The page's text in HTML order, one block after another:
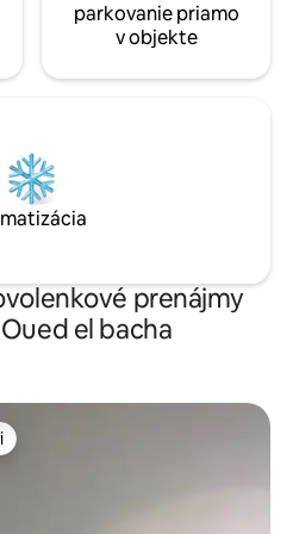
parkovanie priamo
v objekte
prenájmy
el bacha